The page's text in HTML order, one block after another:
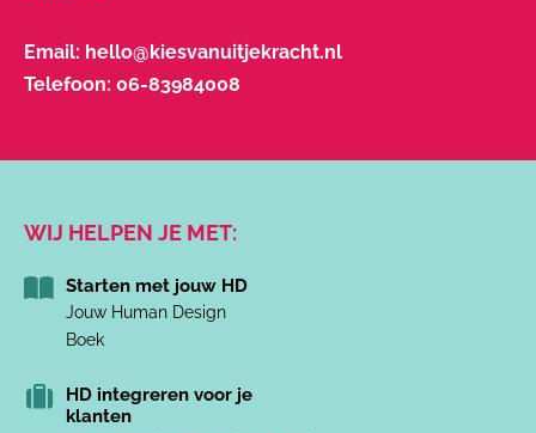
Email: hello@kiesvanuitjekracht.nl
Telefoon: 06-83984008
WIJ HELPEN JE MET:
Starten met jouw HD
Jouw Human Design
Boek
HD integreren voor je
klanten